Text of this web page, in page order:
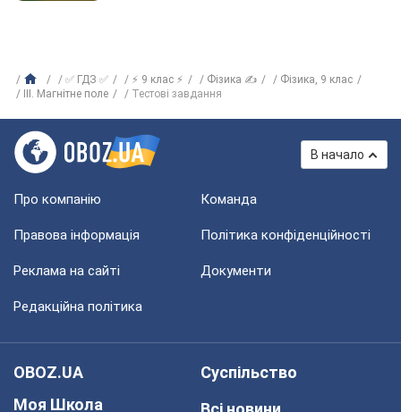
✅ ГДЗ ✅ ⚡ 9 клас ⚡ Фізика ✍
Фізика, 9 клас
ІІІ. Магнітне поле
Тестові завдання
В начало
Про компанію Команда
Правова інформація Політика конфіденційності
Реклама на сайті Документи
Редакційна політика
OBOZ.UA
Моя Школа
Суспільство